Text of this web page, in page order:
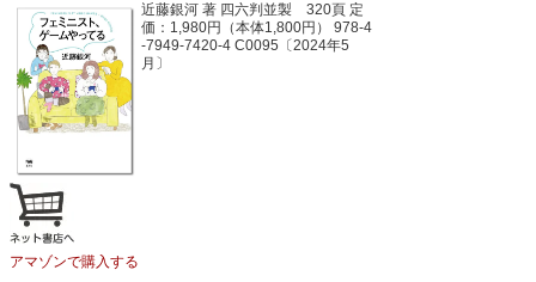
近藤銀河 著 四六判並製 320頁 定
価：1,980円（本体1,800円）
978-4
-7949-7420-4 C0095〔2024年5
月〕
アマゾンで購入する